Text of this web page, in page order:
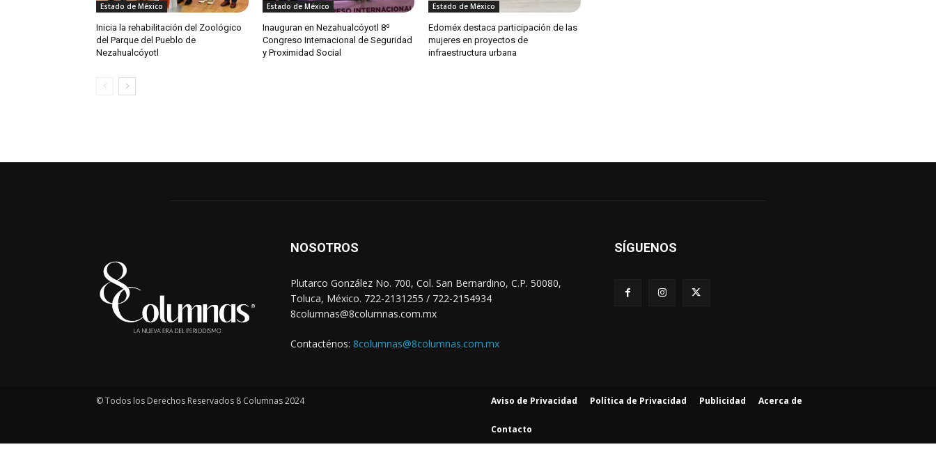
Estado de México
Inicia la rehabilitación del Zoológico
del Parque del Pueblo de
Nezahualcóyotl
Estado de México
Inauguran en Nezahualcóyotl 8º
Congreso Internacional de Seguridad
y Proximidad Social
Estado de México
Edoméx destaca participación de las
mujeres en proyectos de
infraestructura urbana
NOSOTROS
Plutarco González No. 700, Col. San Bernardino, C.P. 50080,
Toluca, México. 722-2131255 / 722-2154934
8columnas@8columnas.com.mx
Contacténos: 8columnas@8columnas.com.mx
SÍGUENOS
© Todos los Derechos Reservados 8 Columnas 2024 Aviso de Privacidad Política de Privacidad Publicidad Acerca de
Contacto